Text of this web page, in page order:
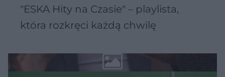
"ESKA Hity na Czasie" – playlista,
która rozkręci każdą chwilę